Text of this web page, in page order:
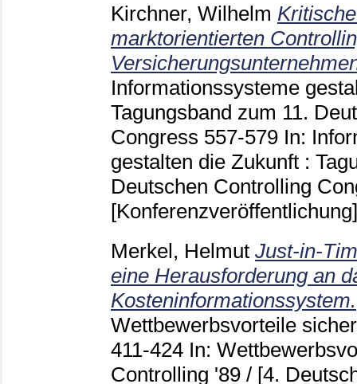
Kirchner, Wilhelm
marktorientierten
Informationssysteme
Tagungsband zum 11.
Congress 557-579 In:
gestalten die Zukunft :
Deutschen Controlling
[Konferenzveröffentlichung]
Merkel, Helmut Just-in-
eine Herausforderung an
Kosteninformationssystem.
Wettbewerbsvorteile
411-424 In:
Controlling '89 / [4.